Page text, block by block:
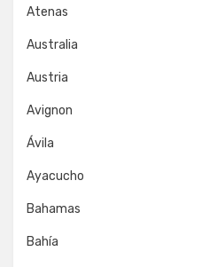
Atenas
Australia
Austria
Avignon
Ávila
Ayacucho
Bahamas
Bahía